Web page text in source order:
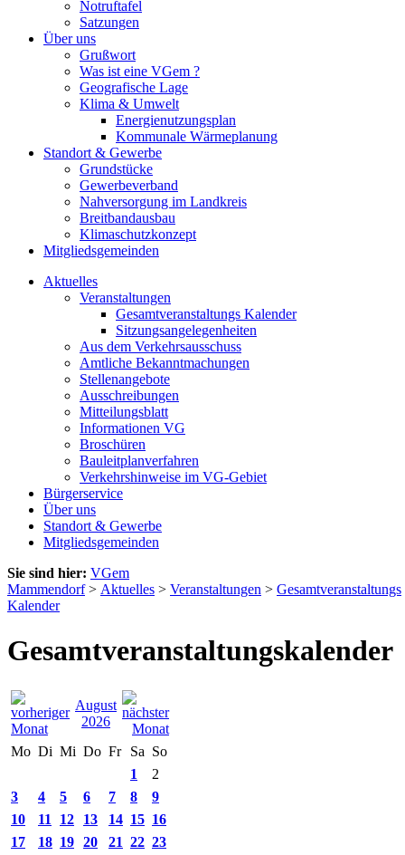
Notruftafel
Satzungen
Über uns
Grußwort
Was ist eine VGem ?
Geografische Lage
Klima & Umwelt
Energienutzungsplan
Kommunale Wärmeplanung
Standort & Gewerbe
Grundstücke
Gewerbeverband
Nahversorgung im Landkreis
Breitbandausbau
Klimaschutzkonzept
Mitgliedsgemeinden
Aktuelles
Veranstaltungen
Gesamtveranstaltungs Kalender
Sitzungsangelegenheiten
Aus dem Verkehrsausschuss
Amtliche Bekanntmachungen
Stellenangebote
Ausschreibungen
Mitteilungsblatt
Informationen VG
Broschüren
Bauleitplanverfahren
Verkehrshinweise im VG-Gebiet
Bürgerservice
Über uns
Standort & Gewerbe
Mitgliedsgemeinden
Sie sind hier: VGem
Mammendorf> Aktuelles > Veranstaltungen > Gesamtveranstaltungs
Kalender
Gesamtveranstaltungskalender
August
2026
Mo Di Mi Do Fr Sa So
1
2
3
4 5 6 7 8
9
10
11 12 13 14 15 16
17
18 19 20 21 22 23